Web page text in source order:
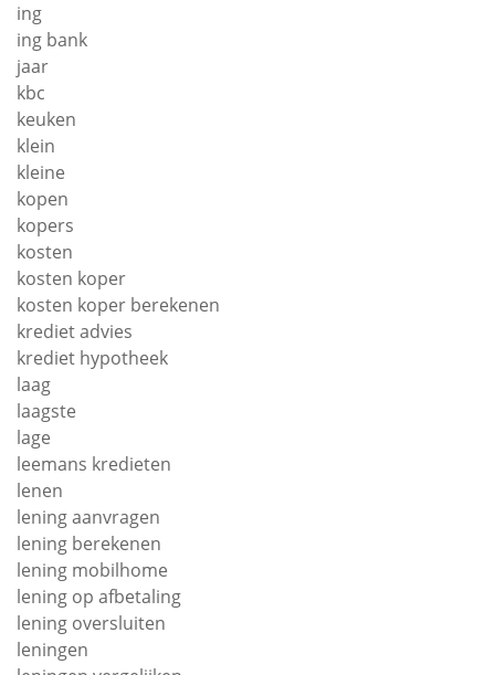
ing
ing bank
jaar
kbc
keuken
klein
kleine
kopen
kopers
kosten
kosten koper
kosten koper berekenen
krediet advies
krediet hypotheek
laag
laagste
lage
leemans kredieten
lenen
lening aanvragen
lening berekenen
lening mobilhome
lening op afbetaling
lening oversluiten
leningen